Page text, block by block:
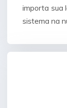
importa sua
sistema na